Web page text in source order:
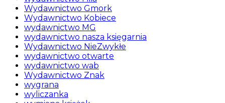
Wydawnictwo Gmork
Wydawnictwo Kobiece
wydawnictwo MG
wydawnictwo nasza księgarnia
Wydawnictwo NieZwykłe
wydawnictwo otwarte
wydawnictwo wab
Wydawnictwo Znak
wygrana
wyliczanka